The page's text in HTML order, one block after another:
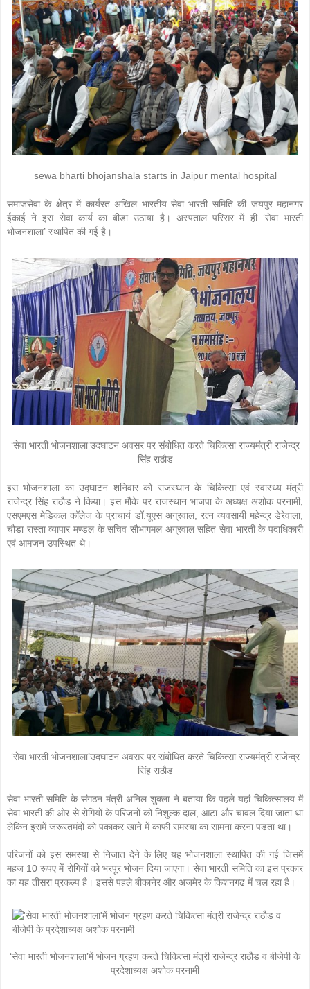
sewa bharti bhojanshala starts in Jaipur mental hospital
समाजसेवा के क्षेत्र में कार्यरत अखिल भारतीय सेवा भारती समिति की जयपुर महानगर
ईकाई ने इस सेवा कार्य का बीडा उठाया है। अस्पताल परिसर में ही ‘सेवा भारती
भोजनशाला’ स्थापित की गई है।
‘सेवा भारती भोजनशाला’उदघाटन अवसर पर संबोधित करते चिकित्सा राज्यमंत्री राजेन्द्र
सिंह राठौड
इस भोजनशाला का उद्घाटन शनिवार को राजस्थान के चिकित्सा एवं स्वास्थ्य मंत्री
राजेन्द्र सिंह राठौड ने किया। इस मौके पर राजस्थान भाजपा के अध्यक्ष अशोक परनामी,
एसएमएस मेडिकल कॉलेज के प्राचार्य डॉ.यूएस अग्रवाल, रत्न व्यवसायी महेन्द्र डेरेवाला,
चौडा रास्ता व्यापार मण्डल के ​सचिव सौभागमल अग्रवाल सहित सेवा भारती के पदाधिकारी
एवं आमजन उपस्थित थे।
‘सेवा भारती भोजनशाला’उदघाटन अवसर पर संबोधित करते चिकित्सा राज्यमंत्री राजेन्द्र
सिंह राठौड
सेवा भारती समिति के संगठन मंत्री अनिल शुक्ला ने बताया कि पहले यहां चिकित्सालय में
सेवा भारती की ओर से रोगियों के परिजनों को निशुल्क दाल, आटा और चावल दिया जाता था
लेकिन इसमें जरूरतमंदों को पकाकर खाने में काफी समस्या का सामना करना पडता था।
परिजनों को इस समस्या से निजात देने के लिए यह भोजनशाला स्थापित की गई जिसमें
महज 10 रूपए में रोगियों को भरपूर भोजन दिया जाएगा। सेवा भारती समिति का इस प्रकार
का यह तीसरा प्रकल्प है। इससे पहले बीकानेर और अजमेर के किशनगढ में चल रहा है।
‘सेवा भारती भोजनशाला’में भोजन ग्रहण करते चिकित्सा मंत्री राजेन्द्र राठौड व बीजेपी के
प्रदेशाध्यक्ष अशोक परनामी